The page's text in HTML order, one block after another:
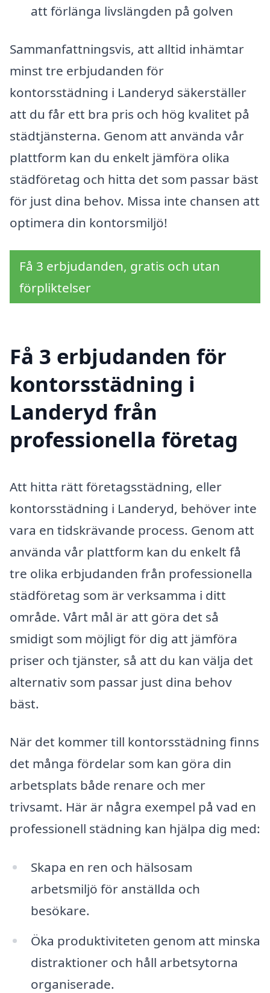
att förlänga livslängden på golven
Sammanfattningsvis, att alltid inhämtar
minst tre erbjudanden för
kontorsstädning i Landeryd säkerställer
att du får ett bra pris och hög kvalitet på
städtjänsterna. Genom att använda vår
plattform kan du enkelt jämföra olika
städföretag och hitta det som passar bäst
för just dina behov. Missa inte chansen att
optimera din kontorsmiljö!
Få 3 erbjudanden, gratis och utan
förpliktelser
Få 3 erbjudanden för
kontorsstädning i
Landeryd från
professionella företag
Att hitta rätt företagsstädning, eller
kontorsstädning i Landeryd, behöver inte
vara en tidskrävande process. Genom att
använda vår plattform kan du enkelt få
tre olika erbjudanden från professionella
städföretag som är verksamma i ditt
område. Vårt mål är att göra det så
smidigt som möjligt för dig att jämföra
priser och tjänster, så att du kan välja det
alternativ som passar just dina behov
bäst.
När det kommer till kontorsstädning finns
det många fördelar som kan göra din
arbetsplats både renare och mer
trivsamt. Här är några exempel på vad en
professionell städning kan hjälpa dig med:
Skapa en ren och hälsosam
arbetsmiljö för anställda och
besökare.
Öka produktiviteten genom att minska
distraktioner och håll arbetsytorna
organiserade.